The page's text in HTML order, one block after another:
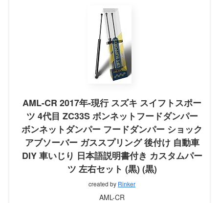
AML-CR 2017年-現行 スズキ スイフトスポー
ツ 4代目 ZC33S ボンネットフードダンパー
ボンネットダンパー フードダンパー ショック
アブソーバー ガススプリング 後付け 自動車
DIY 車いじり 日本語説明書付き カスタムパー
ツ 左右セット (黒) (黒)
created by Rinker
AML-CR